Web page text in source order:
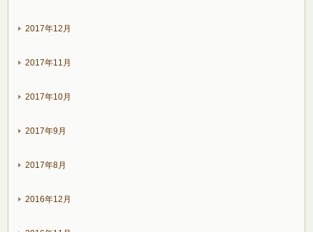
2017年12月
2017年11月
2017年10月
2017年9月
2017年8月
2016年12月